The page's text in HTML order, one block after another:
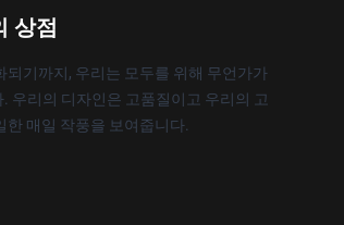
상점
되기까지, 우리는 모두를 위해 무언가가
. 우리의 디자인은 고품질이고 우리의 고
한 매일 작풍을 보여줍니다.